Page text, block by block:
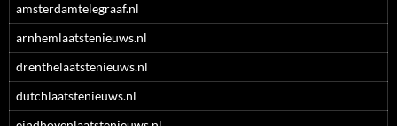
amsterdamtelegraaf.nl
arnhemlaatstenieuws.nl
drenthelaatstenieuws.nl
dutchlaatstenieuws.nl